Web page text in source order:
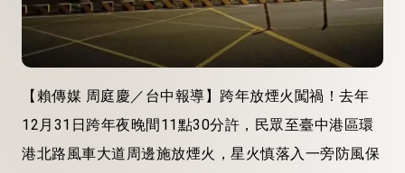
【賴傳媒 周庭慶／台中報導】跨年放煙火闖禍！去年
12月31日跨年夜晚間11點30分許，民眾至臺中港區環
港北路風車大道周邊施放煙火，星火慎落入一旁防風保